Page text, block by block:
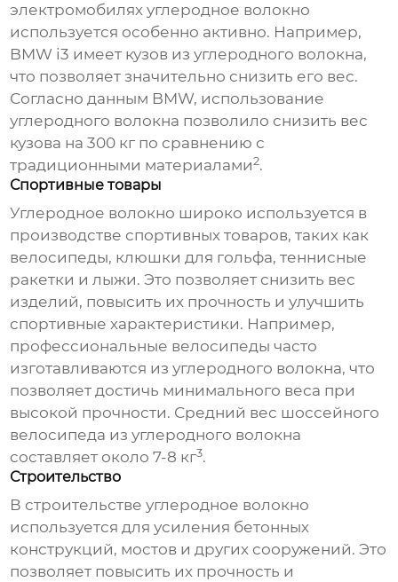
электромобилях углеродное волокно
используется особенно активно. Например,
BMW i3 имеет кузов из углеродного волокна,
что позволяет значительно снизить его вес.
Согласно данным BMW, использование
углеродного волокна позволило снизить вес
кузова на 300 кг по сравнению с
традиционными материалами2.
Спортивные товары
Углеродное волокно широко используется в
производстве спортивных товаров, таких как
велосипеды, клюшки для гольфа, теннисные
ракетки и лыжи. Это позволяет снизить вес
изделий, повысить их прочность и улучшить
спортивные характеристики. Например,
профессиональные велосипеды часто
изготавливаются из углеродного волокна, что
позволяет достичь минимального веса при
высокой прочности. Средний вес шоссейного
велосипеда из углеродного волокна
составляет около 7-8 кг3.
Строительство
В строительстве углеродное волокно
используется для усиления бетонных
конструкций, мостов и других сооружений. Это
позволяет повысить их прочность и